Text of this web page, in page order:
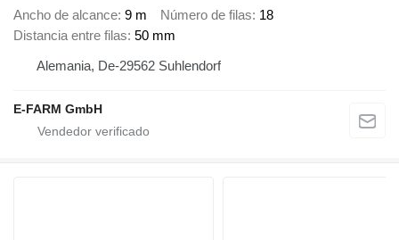
Ancho de alcance 9 m Número de filas 18
Distancia entre filas 50 mm
Alemania, De-29562 Suhlendorf
E-FARM GmbH